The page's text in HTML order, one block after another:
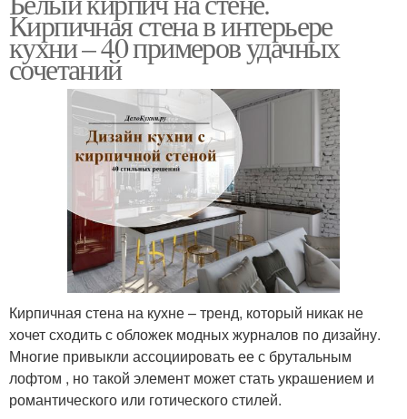
Кирпичная стена в интерьере
кухни – 40 примеров удачных
сочетаний
Кирпичная стена на кухне – тренд, который никак не
хочет сходить с обложек модных журналов по дизайну.
Многие привыкли ассоциировать ее с брутальным
лофтом , но такой элемент может стать украшением и
романтического или готического стилей.